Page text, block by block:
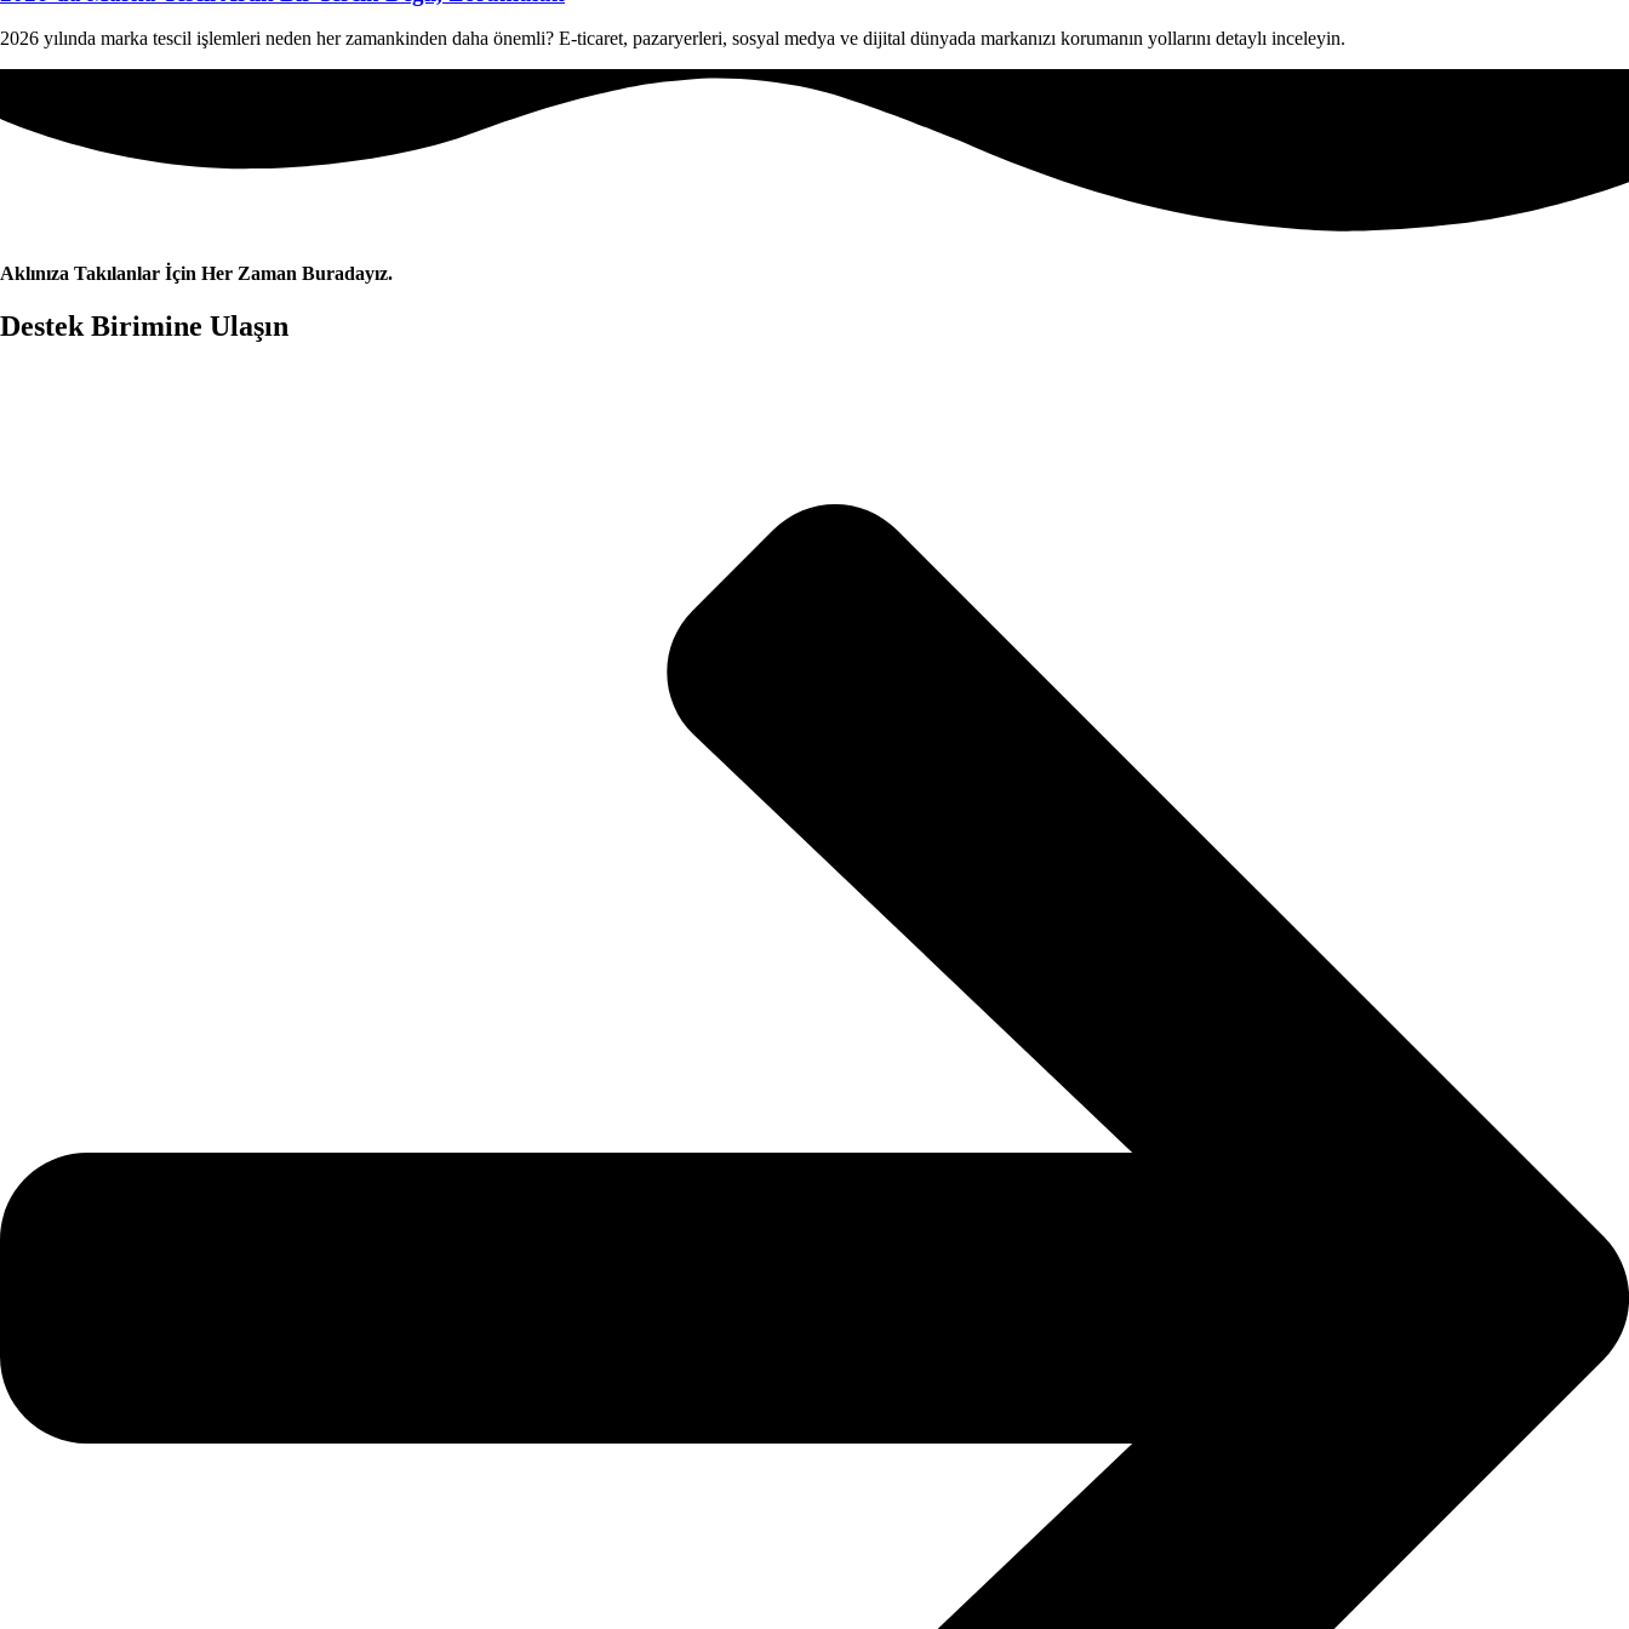
2026 yılında marka tescil işlemleri neden her zamankinden daha önemli? E-ticaret, pazaryerleri, sosyal medya ve dijital dünyada markanızı korumanın yollarını detaylı inceleyin.
Aklınıza Takılanlar İçin Her Zaman Buradayız.
Destek Birimine Ulaşın